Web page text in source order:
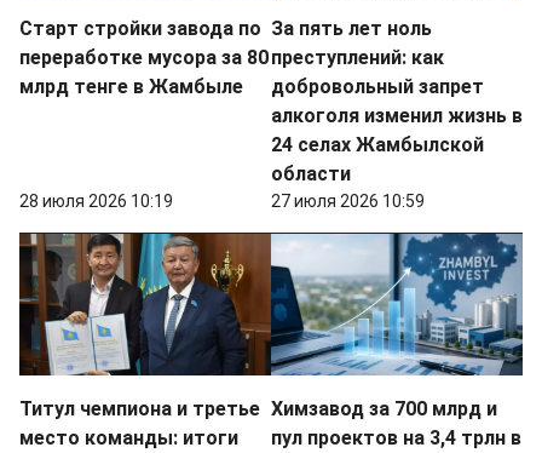
Старт стройки завода по
переработке мусора за 80
млрд тенге в Жамбыле
28 июля 2026 10:19
За пять лет ноль
преступлений: как
добровольный запрет
алкоголя изменил жизнь в
24 селах Жамбылской
области
27 июля 2026 10:59
Титул чемпиона и третье
место команды: итоги
Химзавод за 700 млрд и
пул проектов на 3,4 трлн в